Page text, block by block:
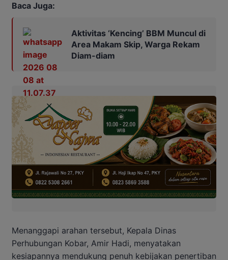
Baca Juga:
Aktivitas ‘Kencing’ BBM Muncul di
Area Makam Skip, Warga Rekam
Diam-diam
Menanggapi arahan tersebut, Kepala Dinas
Perhubungan Kobar, Amir Hadi, menyatakan
kesiapannya mendukung penuh kebijakan penertiban